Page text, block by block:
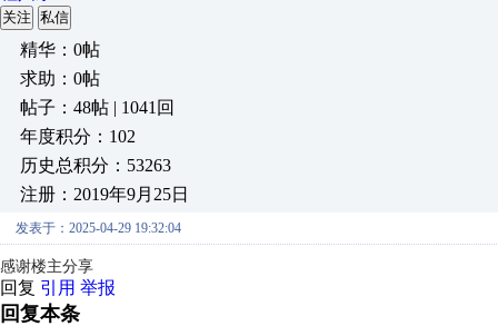
关注 私信
精华：0帖
求助：0帖
帖子：48帖 | 1041回
年度积分：102
历史总积分：53263
注册：2019年9月25日
发表于：2025-04-29 19:32:04
感谢楼主分享
回复 引用 举报
回复本条